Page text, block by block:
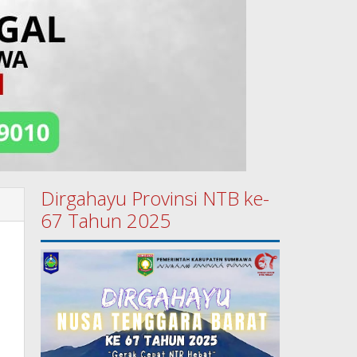
Dirgahayu Provinsi NTB ke-
67 Tahun 2025